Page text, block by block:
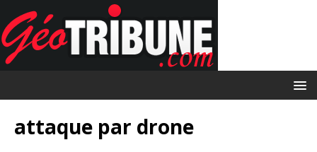
attaque par drone